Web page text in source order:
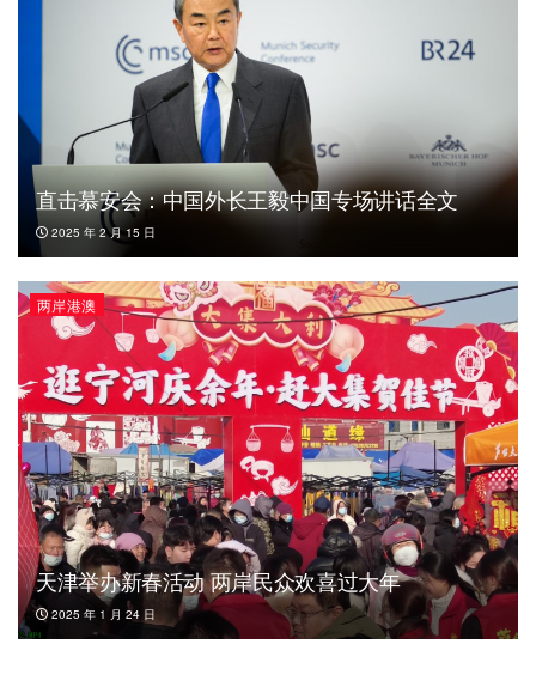
直击慕安会：中国外长王毅中国专场讲话全文
2025 年 2 月 15 日
两岸港澳
天津举办新春活动 两岸民众欢喜过大年
2025 年 1 月 24 日